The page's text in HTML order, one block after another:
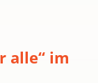
alle“ im